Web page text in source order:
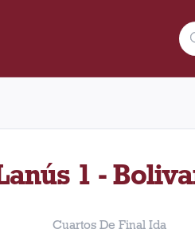
el Jueves, 8 de mayo
1 -
Cuartos De Final Ida